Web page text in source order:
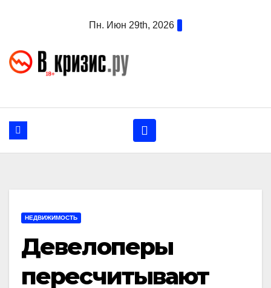
Пн. Июн 29th, 2026
НЕДВИЖИМОСТЬ
Девелоперы
пересчитывают